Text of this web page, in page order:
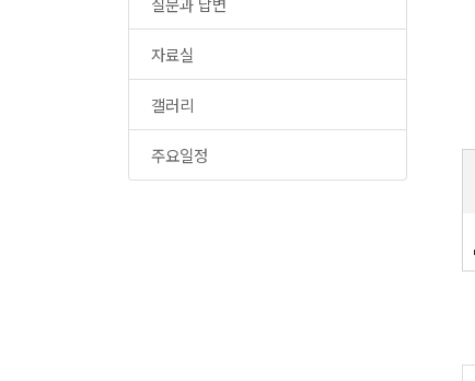
자료실
갤러리
주요일정